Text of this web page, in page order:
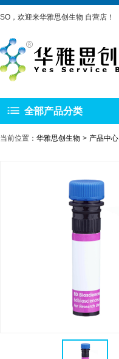
SO，欢迎来华雅思创生物 自营店！
全部产品分类
当前位置： 华雅思创生物 产品中心